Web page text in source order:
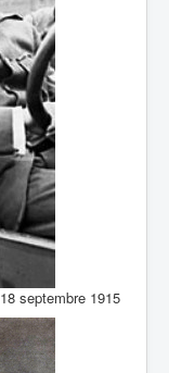
18 septembre 1915